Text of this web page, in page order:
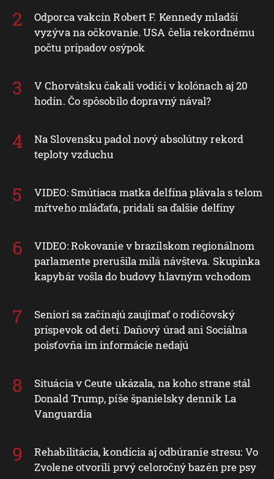
Odporca vakcín Robert F. Kennedy mladší
vyzýva na očkovanie. USA čelia rekordnému
počtu prípadov osýpok
V Chorvátsku čakali vodiči v kolónach aj 20
hodín. Čo spôsobilo dopravný nával?
Na Slovensku padol nový absolútny rekord
teploty vzduchu
VIDEO: Smútiaca matka delfína plávala s telom
mŕtveho mláďaťa, pridali sa ďalšie delfíny
VIDEO: Rokovanie v brazílskom regionálnom
parlamente prerušila milá návšteva. Skupinka
kapybár vošla do budovy hlavným vchodom
Seniori sa začínajú zaujímať o rodičovský
príspevok od detí. Daňový úrad ani Sociálna
poisťovňa im informácie nedajú
Situácia v Ceute ukázala, na koho strane stál
Donald Trump, píše španielsky denník La
Vanguardia
Rehabilitácia, kondícia aj odbúranie stresu: Vo
Zvolene otvorili prvý celoročný bazén pre psy